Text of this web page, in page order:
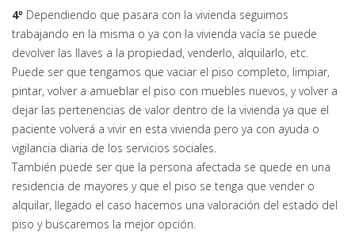
4º Dependiendo que pasara con la vivienda seguimos
trabajando en la misma o ya con la vivienda vacía se puede
devolver las llaves a la propiedad, venderlo, alquilarlo, etc.
Puede ser que tengamos que vaciar el piso completo, limpiar,
pintar, volver a amueblar el piso con muebles nuevos, y volver a
dejar las pertenencias de valor dentro de la vivienda ya que el
paciente volverá a vivir en esta vivienda pero ya con ayuda o
vigilancia diaria de los servicios sociales.
También puede ser que la persona afectada se quede en una
residencia de mayores y que el piso se tenga que vender o
alquilar, llegado el caso hacemos una valoración del estado del
piso y buscaremos la mejor opción.